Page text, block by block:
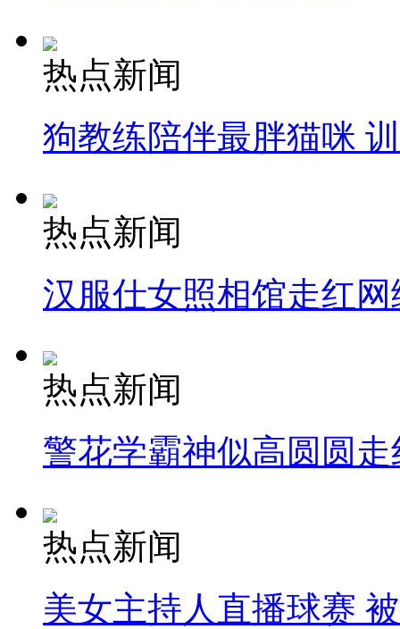
热点新闻
狗教练陪伴最胖猫咪
热点新闻
汉服仕女照相馆走红网
热点新闻
警花学霸神似高圆圆走
热点新闻
美女主持人直播球赛